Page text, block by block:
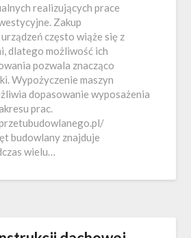
realizujących prace
Zakup
często wiąże się z
dlatego możliwość ich
pozwala znacząco
Wypożyczenie maszyn
dopasowanie wyposażenia
prac.
budowlany znajduje
wielu…